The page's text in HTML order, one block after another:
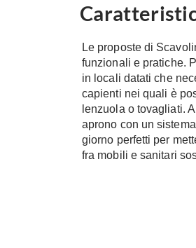
Le proposte di
funzionali e pratiche.
in locali datati che
capienti nei quali è
lenzuola o tovagliati.
aprono con un
giorno perfetti per
fra mobili e sanitari